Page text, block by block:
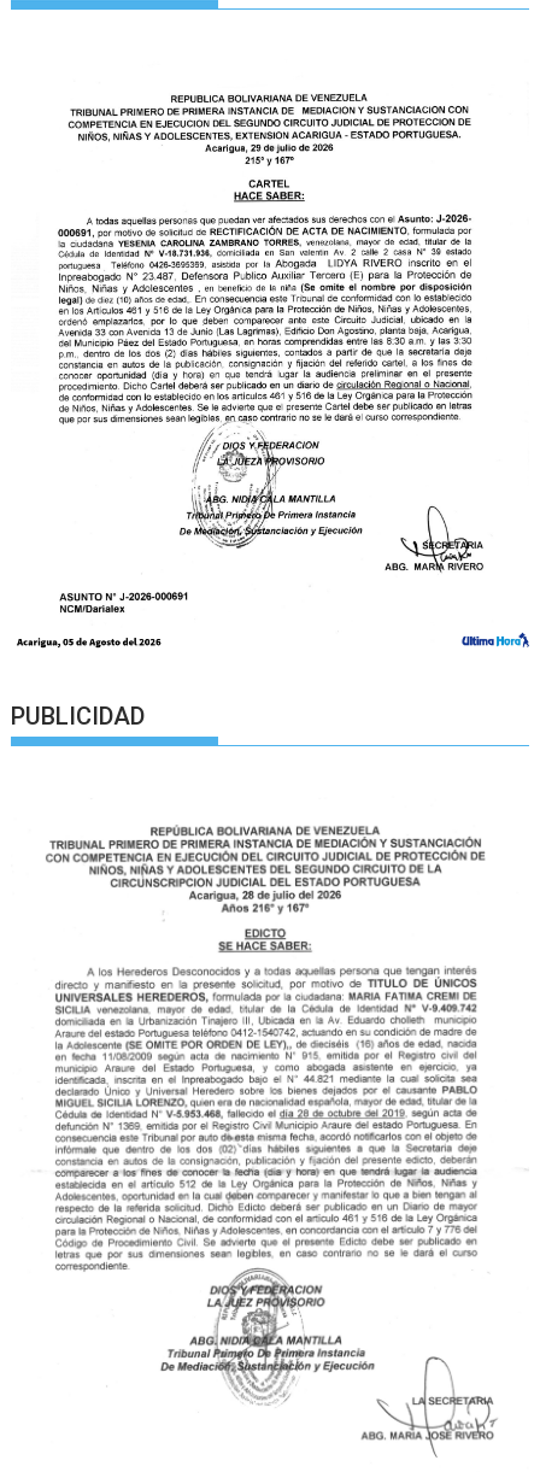
PUBLICIDAD